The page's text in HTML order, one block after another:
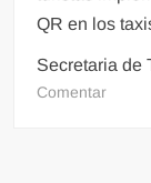
QR en los
Secretaria de
Comentaren